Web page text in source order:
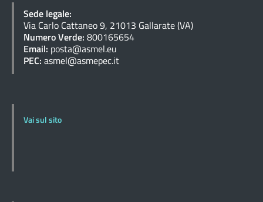
Sede legale:
Via Carlo Cattaneo 9, 21013 Gallarate (VA)
Numero Verde: 800165654
Email: posta@asmel.eu
PEC: asmel@asmepec.it
Vai sul sito